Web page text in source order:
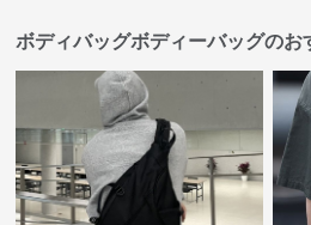
ボディバッグボディーバッグのお